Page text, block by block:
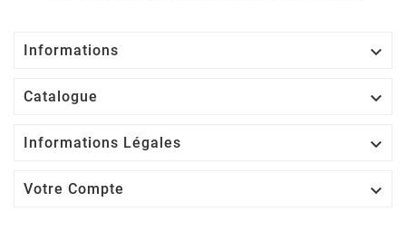
Informations 
Catalogue 
Informations Légales 
Votre Compte 